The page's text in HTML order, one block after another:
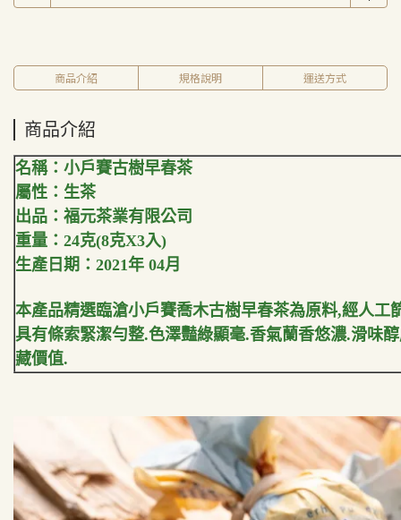
商品介紹 規格說明 運送方式
商品介紹
名稱：小戶賽古樹早春茶
屬性：生茶
出品：福元茶業有限公司
重量：24克(8克X3入)
生產日期：2021年 04月
本產品精選臨滄小戶賽喬木古樹早春茶為原料,經人工
具有條索緊潔勻整.色澤豔綠顯毫.香氣蘭香悠濃.滑味
藏價值.